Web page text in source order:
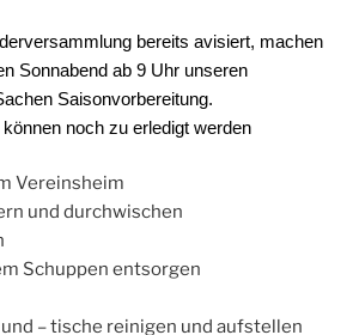
bereits avisiert, machen
Sonnabend ab 9 Uhr unseren
Saisonvorbereitung.
noch zu erledigt werden
Vereinsheim
und durchwischen
Schuppen entsorgen
– tische reinigen und aufstellen